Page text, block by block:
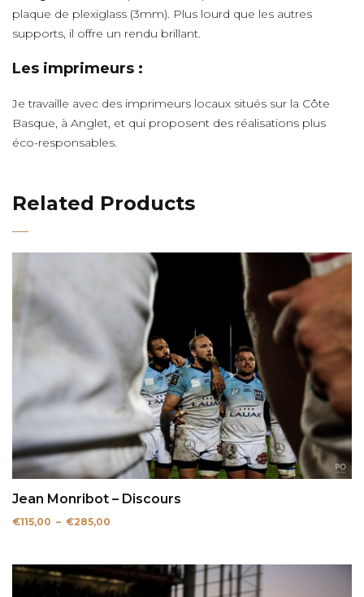
plaque de plexiglass (3mm). Plus lourd que les autres
supports, il offre un rendu brillant.
Les imprimeurs :
Je travaille avec des imprimeurs locaux situés sur la Côte
Basque, à Anglet, et qui proposent des réalisations plus
éco-responsables.
Related Products
Jean Monribot – Discours
€115,00 – €285,00
à
€285,00